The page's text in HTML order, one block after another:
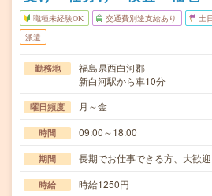
職種未経験OK 交通費別途支給あり 土
派遣
勤務地
福島県西白河郡
新白河駅から車10分
曜日頻度 月～金
時間 09:00～18:00
期間 長期でお仕事できる方、大歓迎
時給 時給1250円